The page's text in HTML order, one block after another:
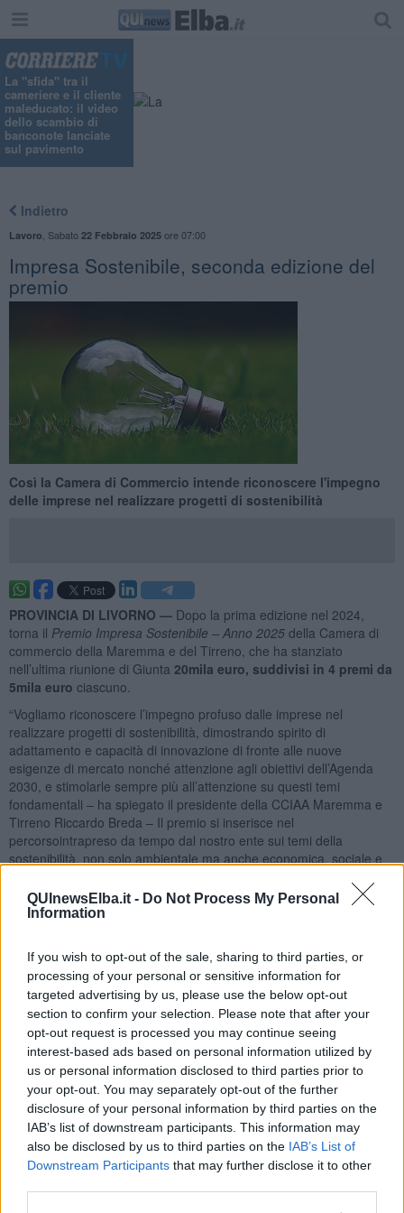
QUInewsElba.it - Do Not Process My Personal
Information
If you wish to opt-out of the sale, sharing to third parties, or
processing of your personal or sensitive information for
targeted advertising by us, please use the below opt-out
section to confirm your selection. Please note that after your
opt-out request is processed you may continue seeing
interest-based ads based on personal information utilized by
us or personal information disclosed to third parties prior to
your opt-out. You may separately opt-out of the further
disclosure of your personal information by third parties on the
IAB’s list of downstream participants. This information may
also be disclosed by us to third parties on the IAB’s List of
Downstream Participants that may further disclose it to other
La "sfida" tra il
cameriere e il cliente
maleducato: il video
dello scambio di
banconote lanciate
sul pavimento
Indietro
Lavoro Sabato 22 Febbraio 2025ore 07:00
Impresa Sostenibile, seconda edizione del
premio
Così la Camera di Commercio intende riconoscere l'impegno
delle imprese nel realizzare progetti di sostenibilità
PROVINCIA DI LIVORNO — Dopo la prima edizione nel 2024,
torna il Premio Impresa Sostenibile – Anno 2025della Camera di
commercio della Maremma e del Tirreno, che ha stanziato
nell’ultima riunione di Giunta 20mila euro, suddivisi in 4 premi da
5mila euro ciascuno.
“Vogliamo riconoscere l’impegno profuso dalle imprese nel
realizzare progetti di sostenibilità, dimostrando spirito di
adattamento e capacità di innovazione di fronte alle nuove
esigenze di mercato nonché attenzione agli obiettivi dell’Agenda
2030, e stimolarle sempre più all’attenzione su questi temi
fondamentali – ha spiegato il presidente della CCIAA Maremma e
Tirreno Riccardo Breda – Il premio si inserisce nel
percorsointrapreso da tempo dal nostro ente sui temi della
sostenibilità, non solo ambientale ma anche economica, sociale e
della nostra mission e sul quale continuiamo a lavorare a fianco
delle aziende e dei soggetti del territorio”.
Al premio possono partecipare le micro, piccole e medie imprese,
loro cooperative e consorzi che hanno la sede legale nelle province
di Grosseto e Livorno. Saranno premiate quattro aziende che a
partire dal 1° Gennaio 2023 e fino alla data di presentazione della
domanda, abbiano realizzato progetti di sostenibilità d’impresa in
una delle seguenti categorie:sostenibilità ambientale, sociale,
economica e digitale
. Quella ambientale comprende azioni per
ridurre l’impatto in termini di risparmio energetico e materiali,
passaggio dalle risorse fossili alle energie rinnovabili, riduzione dei
consumi, non utilizzo di sostanze pericolose, riduzione di emissioni,
smaltimento rifiuti, economia circolare, mobilità green. La
sostenibilità sociale comprende azioni per il benessere del